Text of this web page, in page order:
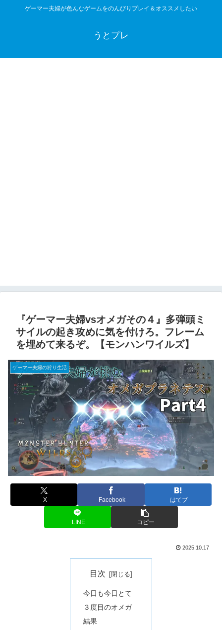
ゲーマー夫婦が色んなゲームをのんびりプレイ＆オススメしたい
うとプレ
『ゲーマー夫婦vsオメガその４』多弾頭ミ
サイルの起き攻めに気を付けろ。フレーム
を埋めて来るぞ。【モンハンワイルズ】
ゲーマー夫婦の狩り生活
X Facebook はてブ
LINE コピー
2025.10.17
目次
今日も今日とて
３度目のオメガ
結果